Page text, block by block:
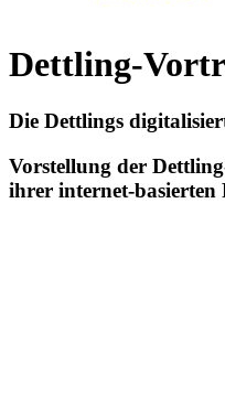
Dettling-
Die Dettlings
Vorstellung der
ihrer internet-basierten